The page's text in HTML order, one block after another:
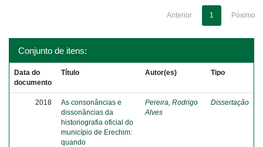
Anterior 1 Póximo
Conjunto de itens:
Data do
documento
Título Autor(es) Tipo
2018
As consonâncias e
dissonâncias da
historiografia oficial do
município de Erechim:
quando
Pereira, Rodrigo
Alves
Dissertação